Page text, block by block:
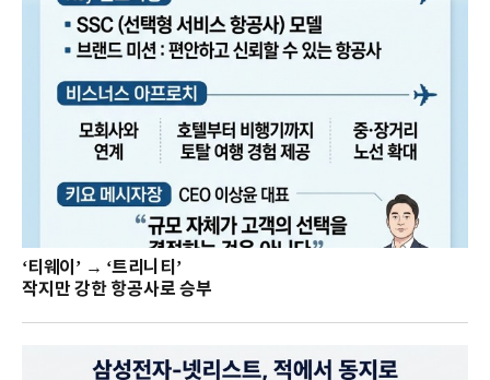
‘티웨이’ → ‘트리니티’
작지만 강한 항공사로 승부